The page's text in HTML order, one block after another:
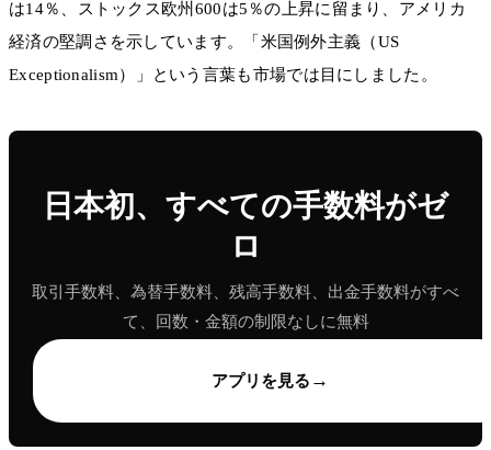
は14％、ストックス欧州600は5％の上昇に留まり、アメリカ
経済の堅調さを示しています。「米国例外主義（US
Exceptionalism）」という言葉も市場では目にしました。
日本初、すべての手数料がゼ
ロ
取引手数料、為替手数料、残高手数料、出金手数料がすべ
て、回数・金額の制限なしに無料
アプリを見る →